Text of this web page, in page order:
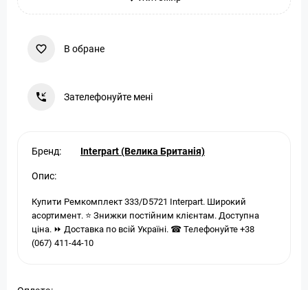
В обране
Зателефонуйте мені
Бренд: Interpart (Велика Британія)
Опис:
Купити Ремкомплект 333/D5721 Interpart. Широкий
асортимент. ⭐ Знижки постійним клієнтам. Доступна
ціна. ⏩ Доставка по всій Україні. ☎ Телефонуйте +38
(067) 411-44-10